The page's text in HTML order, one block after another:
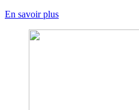
En savoir plus